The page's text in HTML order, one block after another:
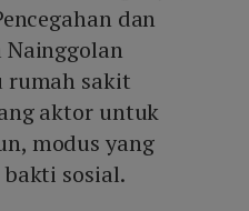
dan
Nainggolan
rumah sakit
aktor untuk
modus yang
sosial.